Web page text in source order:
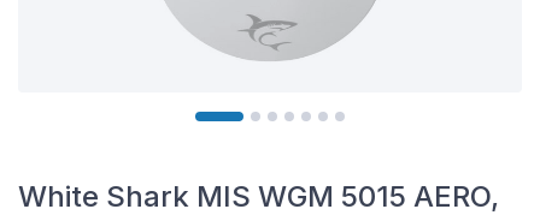
White Shark MIS WGM 5015 AERO,